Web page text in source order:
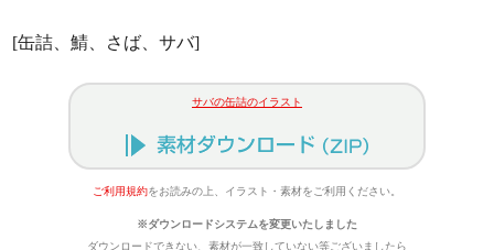
[缶詰、鯖、さば、サバ]
サバの缶詰のイラスト
ご利用規約をお読みの上、イラスト・素材をご利用ください。
※ダウンロードシステムを変更いたしました
ダウンロードできない、素材が一致していない等ございましたら